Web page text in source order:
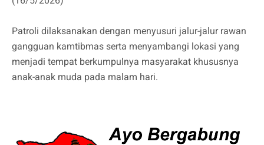
Patroli dilaksanakan dengan menyusuri jalur-jalur rawan
gangguan kamtibmas serta menyambangi lokasi yang
menjadi tempat berkumpulnya masyarakat khususnya
anak-anak muda pada malam hari.